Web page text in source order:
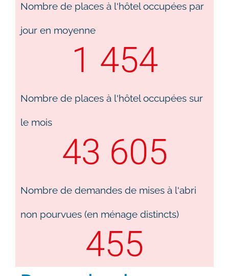
Nombre de places à l'hôtel occupées par
jour en moyenne
1 454
Nombre de places à l'hôtel occupées sur
le mois​
43 605
Nombre de demandes de mises à l'abri
non pourvues (en ménage distincts)
455